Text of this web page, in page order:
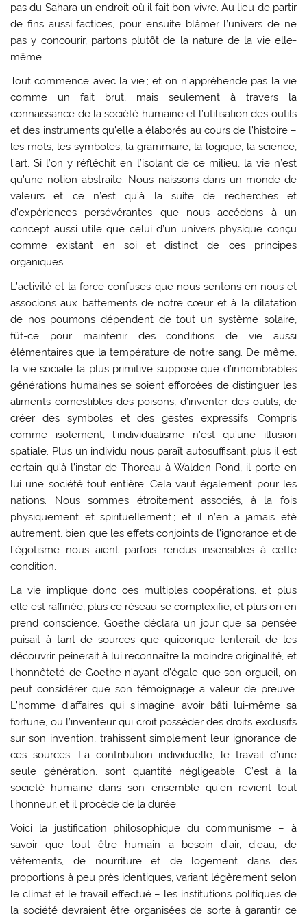
pas du Sahara un endroit où il fait bon vivre. Au lieu de partir
de fins aussi factices, pour ensuite blâmer l’univers de ne
pas y concourir, partons plutôt de la nature de la vie elle-
même.
Tout commence avec la vie ; et on n’appréhende pas la vie
comme un fait brut, mais seulement à travers la
connaissance de la société humaine et l’utilisation des outils
et des instruments qu’elle a élaborés au cours de l’histoire –
les mots, les symboles, la grammaire, la logique, la science,
l’art. Si l’on y réfléchit en l’isolant de ce milieu, la vie n’est
qu’une notion abstraite. Nous naissons dans un monde de
valeurs et ce n’est qu’à la suite de recherches et
d’expériences persévérantes que nous accédons à un
concept aussi utile que celui d’un univers physique conçu
comme existant en soi et distinct de ces principes
organiques.
L’activité et la force confuses que nous sentons en nous et
associons aux battements de notre cœur et à la dilatation
de nos poumons dépendent de tout un système solaire,
fût-ce pour maintenir des conditions de vie aussi
élémentaires que la température de notre sang. De même,
la vie sociale la plus primitive suppose que d’innombrables
générations humaines se soient efforcées de distinguer les
aliments comestibles des poisons, d’inventer des outils, de
créer des symboles et des gestes expressifs. Compris
comme isolement, l’individualisme n’est qu’une illusion
spatiale. Plus un individu nous paraît autosuffisant, plus il est
certain qu’à l’instar de Thoreau à Walden Pond, il porte en
lui une société tout entière. Cela vaut également pour les
nations. Nous sommes étroitement associés, à la fois
physiquement et spirituellement ; et il n’en a jamais été
autrement, bien que les effets conjoints de l’ignorance et de
l’égotisme nous aient parfois rendus insensibles à cette
condition.
La vie implique donc ces multiples coopérations, et plus
elle est raffinée, plus ce réseau se complexifie, et plus on en
prend conscience. Goethe déclara un jour que sa pensée
puisait à tant de sources que quiconque tenterait de les
découvrir peinerait à lui reconnaître la moindre originalité, et
l’honnêteté de Goethe n’ayant d’égale que son orgueil, on
peut considérer que son témoignage a valeur de preuve.
L’homme d’affaires qui s’imagine avoir bâti lui-même sa
fortune, ou l’inventeur qui croit posséder des droits exclusifs
sur son invention, trahissent simplement leur ignorance de
ces sources. La contribution individuelle, le travail d’une
seule génération, sont quantité négligeable. C’est à la
société humaine dans son ensemble qu’en revient tout
l’honneur, et il procède de la durée.
Voici la justification philosophique du communisme – à
savoir que tout être humain a besoin d’air, d’eau, de
vêtements, de nourriture et de logement dans des
proportions à peu près identiques, variant légèrement selon
le climat et le travail effectué – les institutions politiques de
la société devraient être organisées de sorte à garantir ce